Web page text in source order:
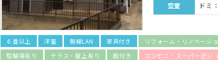
空室
ドミ
６畳以上 洋室 無線LAN 家具付き リフォーム・リノベーシ
駐輪場有り
テラス・屋上有り 庭付き
コンビニ・スーパー近い